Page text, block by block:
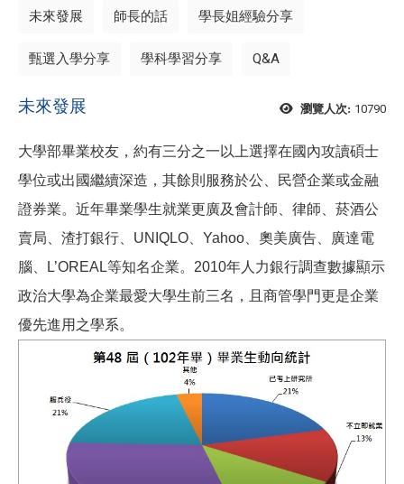
未來發展 師長的話 學長姐經驗分享
甄選入學分享 學科學習分享 Q&A
瀏覽人次: 10790
未來發展
大學部畢業校友，約有三分之一以上選擇在國內攻讀碩士
學位或出國繼續深造，其餘則服務於公、民營企業或金融
證券業。近年畢業學生就業更廣及會計師、律師、菸酒公
賣局、渣打銀行、UNIQLO、Yahoo、奧美廣告、廣達電
腦、L’OREAL等知名企業。2010年人力銀行調查數據顯示
政治大學為企業最愛大學生前三名，且商管學門更是企業
優先進用之學系。